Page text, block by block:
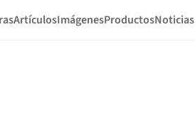
ArtículosImágenesProductosNoticias